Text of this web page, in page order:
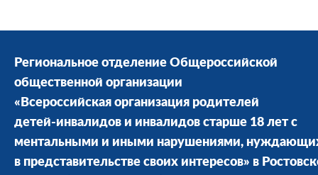
Региональное отделение Общероссийской
общественной организации
«Всероссийская организация родителей
детей-инвалидов и инвалидов старше 18 лет с
ментальными и иными нарушениями,
в представительстве своих интересов» в